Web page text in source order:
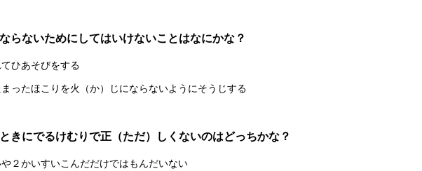
らないためにしてはいけないことはなにかな？
ひあそびをする
ったほこりを火（か）じにならないようにそうじする
きにでるけむりで正（ただ）しくないのはどっちかな？
２かいすいこんだだけではもんだいない